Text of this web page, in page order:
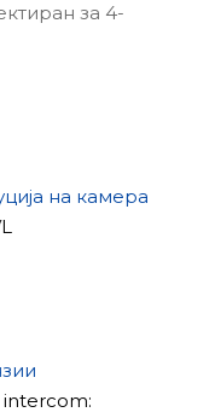
за 4-
на камера
intercom: